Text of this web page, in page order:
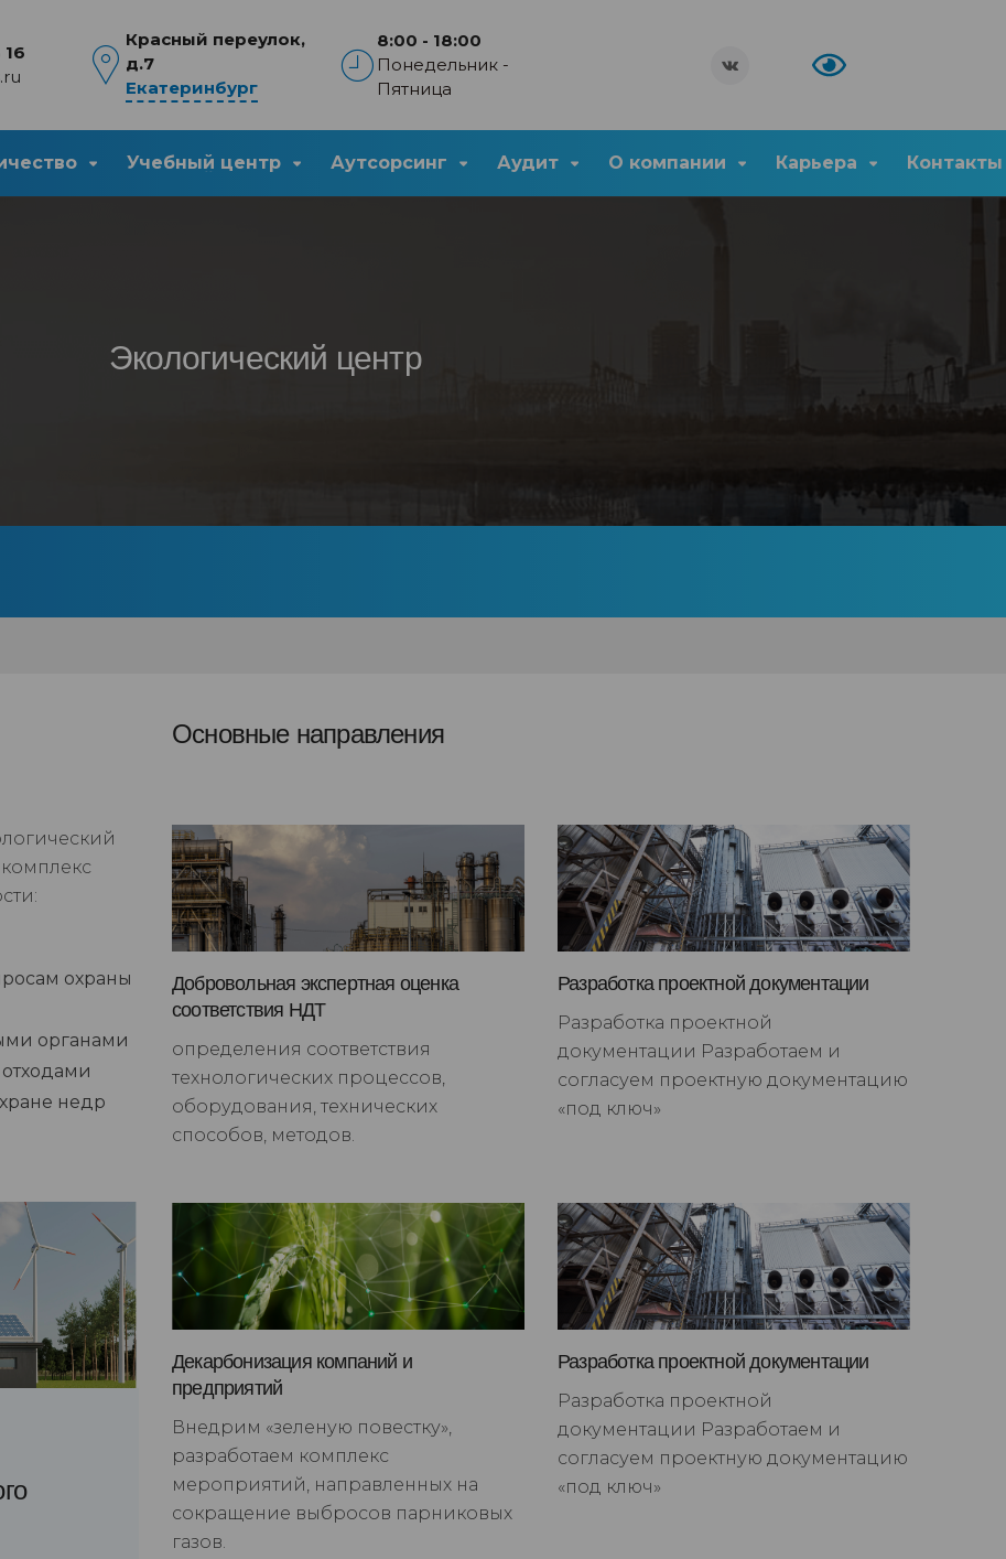
Красный переулок,
д.7
Екатеринбург
8:00 - 18:00
Понедельник -
Пятница
Учебный центр Аутсорсинг Аудит О компании Карьера Контакты
Экологический центр
охраны
органами
недр
Основные направления
Добровольная экспертная оценка
соответствия НДТ
определения соответствия
технологических процессов,
оборудования, технических
способов, методов.
Разработка проектной документации
Разработка проектной
документации Разработаем и
согласуем проектную документацию
«под ключ»
Декарбонизация компаний и
предприятий
Внедрим «зеленую повестку»,
разработаем комплекс
мероприятий, направленных на
сокращение выбросов парниковых
газов.
Разработка проектной документации
Разработка проектной
документации Разработаем и
согласуем проектную документацию
«под ключ»